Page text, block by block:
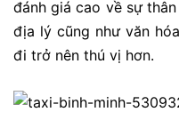
đánh giá cao về sự
địa lý cũng như văn
đi trở nên thú vị hơn.